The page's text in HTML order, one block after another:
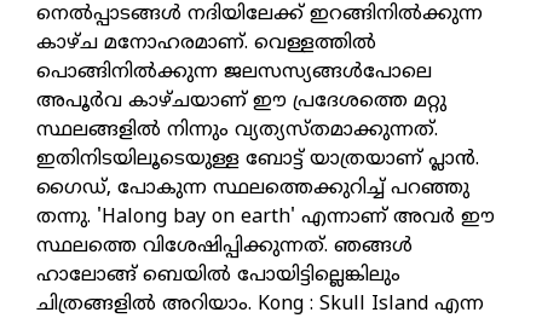
നെല്‍പ്പാടങ്ങള്‍ നദിയിലേക്ക് ഇറങ്ങിനില്‍ക്കുന്ന
കാഴ്ച മനോഹരമാണ്. വെള്ളത്തില്‍
പൊങ്ങിനില്‍ക്കുന്ന ജലസസ്യങ്ങള്‍പോലെ
അപൂര്‍വ കാഴ്ചയാണ് ഈ പ്രദേശത്തെ മറ്റു
സ്ഥലങ്ങളില്‍ നിന്നും വ്യത്യസ്തമാക്കുന്നത്.
ഇതിനിടയിലൂടെയുള്ള ബോട്ട് യാത്രയാണ് പ്ലാന്‍.
ഗൈഡ്, പോകുന്ന സ്ഥലത്തെക്കുറിച്ച് പറഞ്ഞു
തന്നു. 'Halong bay on earth' എന്നാണ് അവര്‍ ഈ
സ്ഥലത്തെ വിശേഷിപ്പിക്കുന്നത്. ഞങ്ങള്‍
ഹാലോങ്ങ് ബെയില്‍ പോയിട്ടില്ലെങ്കിലും
ചിത്രങ്ങളില്‍ അറിയാം. Kong : Skull Island എന്ന